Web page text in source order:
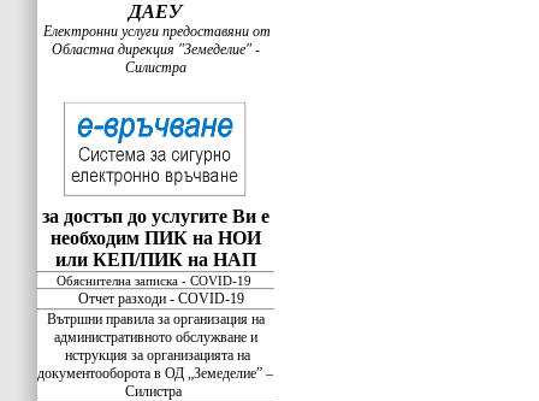
ДАЕУ
Електронни услуги предоставяни от
Областна дирекция "Земеделие" -
Силистра
за достъп до услугите Ви е
необходим ПИК на НОИ
или КЕП/ПИК на НАП
Обяснителна записка - COVID-19
Отчет разходи - COVID-19
Вътршни правила за организация на
административното обслужване и
нструкция за организацията на
документооборота в ОД „Земеделие” –
Силистра